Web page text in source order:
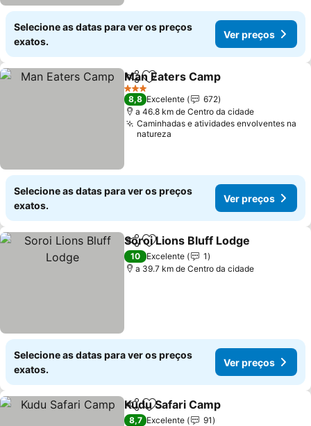
Selecione as datas para ver os preços
exatos.
Ver preços
PartilharAdicionar aos favoritos
Man Eaters Camp
3 Estrelas
8,8 Excelente
672
a 46.8 km de Centro da cidade
Caminhadas e atividades envolventes na
natureza
Selecione as datas para ver os preços
exatos.
Ver preços
PartilharAdicionar aos favoritos
Soroi Lions Bluff Lodge
10 Excelente
1
a 39.7 km de Centro da cidade
Selecione as datas para ver os preços
exatos.
Ver preços
PartilharAdicionar aos favoritos
Kudu Safari Camp
8,7 Excelente
91